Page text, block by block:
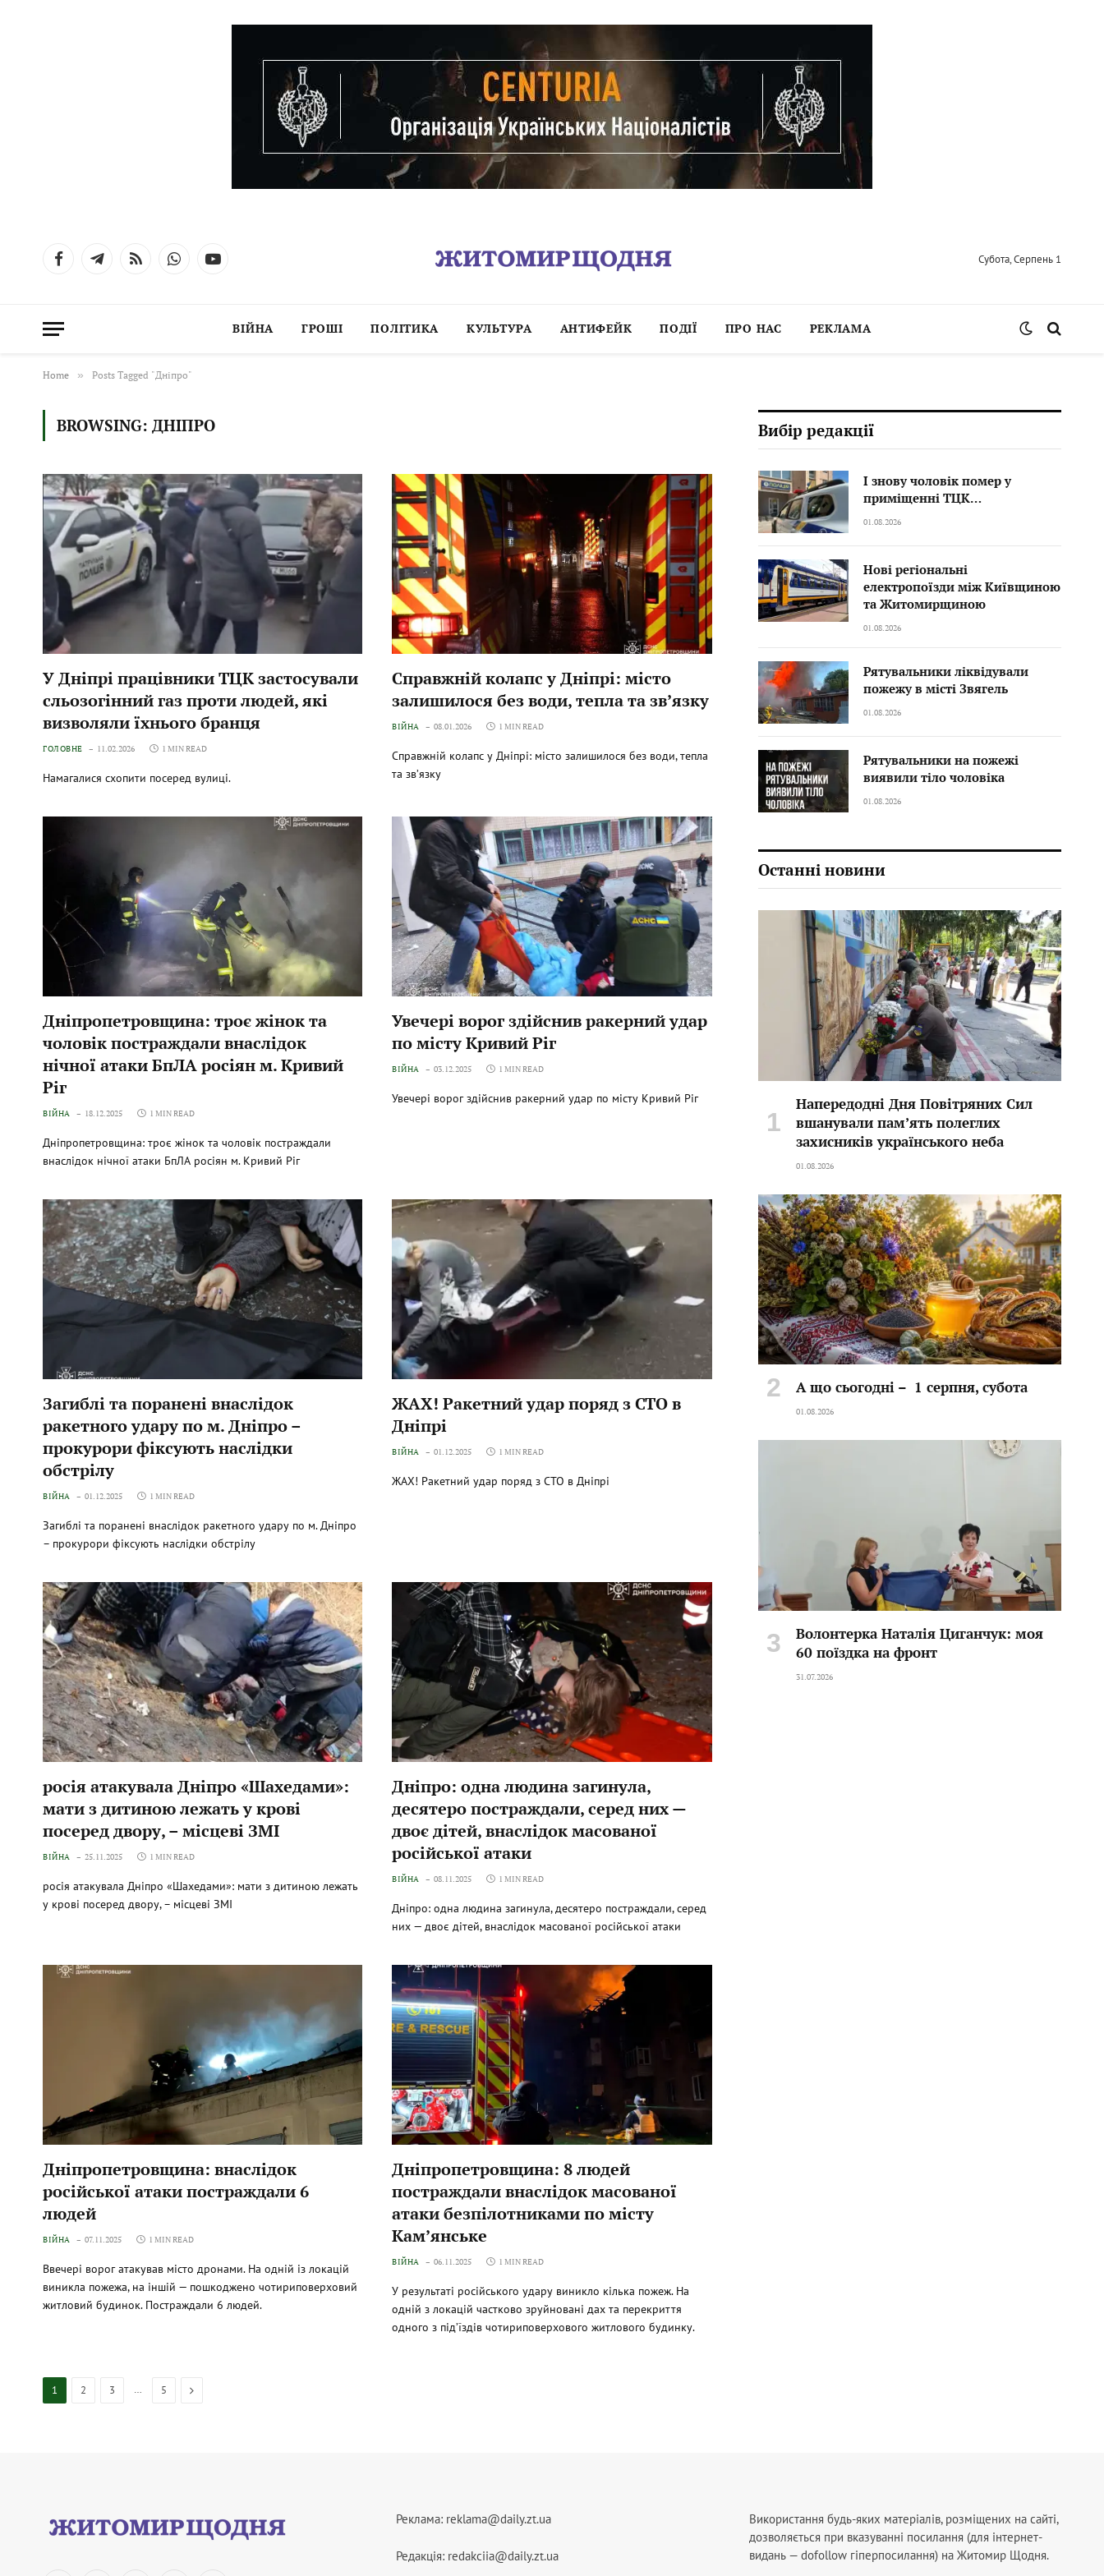
FacebookTelegramRSS WhatsAppYouTube Субота, Серпень 1
ВІЙНА ГРОШІ ПОЛІТИКА КУЛЬТУРА АНТИФЕЙК ПОДІЇ ПРО НАС РЕКЛАМА
Home » Posts Tagged "Дніпро"
BROWSING: ДНІПРО
У Дніпрі працівники ТЦК застосували
сльозогінний газ проти людей, які
визволяли їхнього бранця
ГОЛОВНЕ 11.02.2026 1 MIN READ
Намагалися схопити посеред вулиці.
Справжній колапс у Дніпрі: місто
залишилося без води, тепла та зв’язку
ВІЙНА 08.01.2026 1 MIN READ
Справжній колапс у Дніпрі: місто залишилося без води, тепла
та зв’язку
Дніпропетровщина: троє жінок та
чоловік постраждали внаслідок
нічної атаки БпЛА росіян м. Кривий
Ріг
ВІЙНА 18.12.2025 1 MIN READ
Дніпропетровщина: троє жінок та чоловік постраждали
внаслідок нічної атаки БпЛА росіян м. Кривий Ріг
Увечері ворог здійснив ракерний удар
по місту Кривий Ріг
ВІЙНА 03.12.2025 1 MIN READ
Увечері ворог здійснив ракерний удар по місту Кривий Ріг
Загиблі та поранені внаслідок
ракетного удару по м. Дніпро –
прокурори фіксують наслідки
обстрілу
ВІЙНА 01.12.2025 1 MIN READ
Загиблі та поранені внаслідок ракетного удару по м. Дніпро
– прокурори фіксують наслідки обстрілу
ЖАХ! Ракетний удар поряд з СТО в
Дніпрі
ВІЙНА 01.12.2025 1 MIN READ
ЖАХ! Ракетний удар поряд з СТО в Дніпрі
росія атакувала Дніпро «Шахедами»:
мати з дитиною лежать у крові
посеред двору, – місцеві ЗМІ
ВІЙНА 25.11.2025 1 MIN READ
росія атакувала Дніпро «Шахедами»: мати з дитиною лежать
у крові посеред двору, – місцеві ЗМІ
Дніпро: одна людина загинула,
десятеро постраждали, серед них —
двоє дітей, внаслідок масованої
російської атаки
ВІЙНА 08.11.2025 1 MIN READ
Дніпро: одна людина загинула, десятеро постраждали, серед
них — двоє дітей, внаслідок масованої російської атаки
Дніпропетровщина: внаслідок
російської атаки постраждали 6
людей
ВІЙНА 07.11.2025 1 MIN READ
Ввечері ворог атакував місто дронами. На одній із локацій
виникла пожежа, на іншій — пошкоджено чотириповерховий
житловий будинок. Постраждали 6 людей.
Дніпропетровщина: 8 людей
постраждали внаслідок масованої
атаки безпілотниками по місту
Кам’янське
ВІЙНА 06.11.2025 1 MIN READ
У результаті російського удару виникло кілька пожеж. На
одній з локацій частково зруйновані дах та перекриття
одного з під’їздів чотириповерхового житлового будинку.
1 2 3 … 5 Next
Вибір редакції
І знову чоловік помер у
приміщенні ТЦК…
01.08.2026
Нові регіональні
електропоїзди між Київщиною
та Житомирщиною
01.08.2026
Рятувальники ліквідували
пожежу в місті Звягель
01.08.2026
Рятувальники на пожежі
виявили тіло чоловіка
01.08.2026
Останні новини
Напередодні Дня Повітряних Сил
вшанували пам’ять полеглих
захисників українського неба
01.08.2026
А що сьогодні – 1 серпня, субота
01.08.2026
Волонтерка Наталія Циганчук: моя
60 поїздка на фронт
31.07.2026
Реклама: reklama@daily.zt.ua
Редакція: redakciia@daily.zt.ua
Використання будь-яких матеріалів, розміщених на сайті,
дозволяється при вказуванні посилання (для інтернет-
видань — dofollow гіперпосилання) на Житомир Щодня.